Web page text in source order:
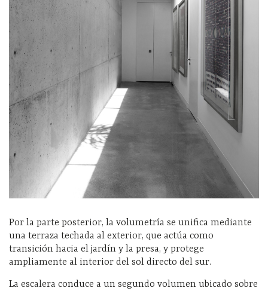
Por la parte posterior, la volumetría se unifica mediante
una terraza techada al exterior, que actúa como
transición hacia el jardín y la presa, y protege
ampliamente al interior del sol directo del sur.
La escalera conduce a un segundo volumen ubicado sobre